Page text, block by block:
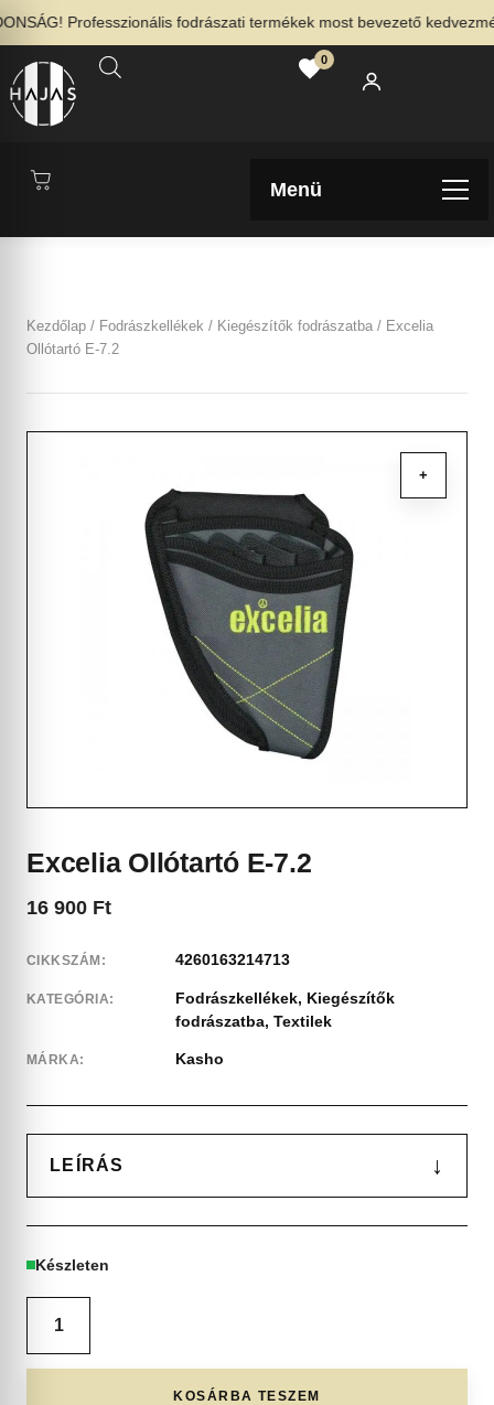
Professzionális fodrászati termékek most bevezető
0
Menü
Kezdőlap / Fodrászkellékek / Kiegészítők fodrászatba / Excelia
Ollótartó E-7.2
+
Excelia Ollótartó E-7.2
16 900 Ft
CIKKSZÁM: 4260163214713
KATEGÓRIA: Fodrászkellékek, Kiegészítők
fodrászatba, Textilek
MÁRKA: Kasho
LEÍRÁS ↓
Készleten
KOSÁRBA TESZEM